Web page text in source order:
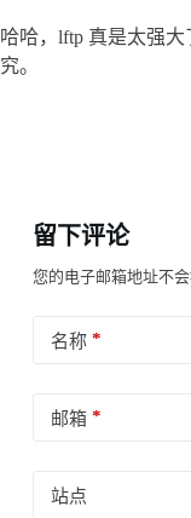
哈哈，lftp 真是太强
究。
留下评论
您的电子邮箱地址不会
名称*
邮箱*
站点